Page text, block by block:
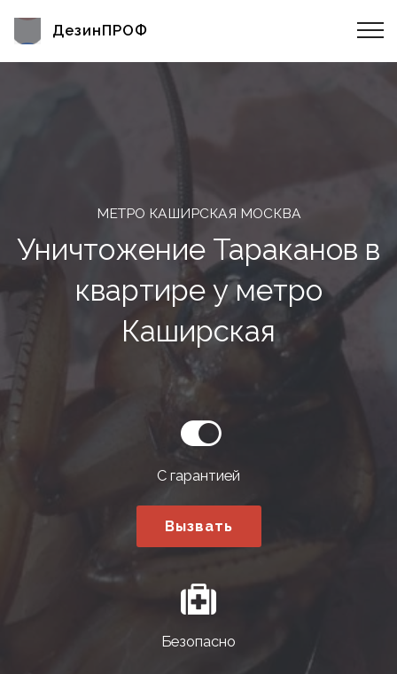
ДезинПРОФ
МЕТРО КАШИРСКАЯ МОСКВА
Уничтожение Тараканов в
квартире у метро
Каширская
С гарантией
Вызвать
Безопасно